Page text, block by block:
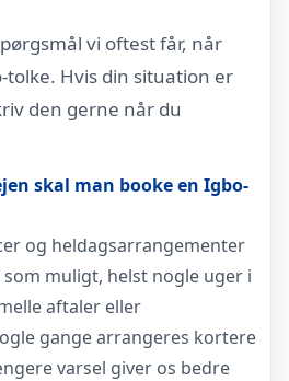
vi oftest får, når
Hvis din situation er
den gerne når du
skal man booke en Igbo-
og heldagsarrangementer
muligt, helst nogle uger i
aftaler eller
gange arrangeres kortere
varsel giver os bedre